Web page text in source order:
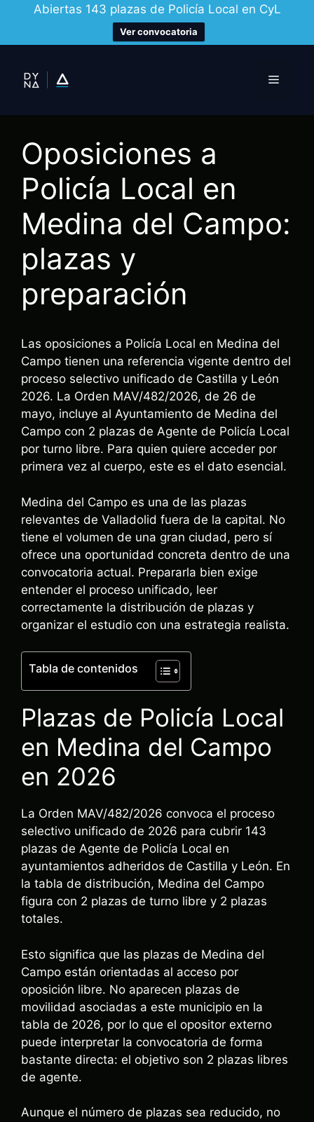
Abiertas 143 plazas de Policía Local en CyL
Ver convocatoria
contenido
Menú
Oposiciones a
Policía Local en
Medina del Campo:
plazas y
preparación
Las oposiciones a Policía Local en Medina del
Campo tienen una referencia vigente dentro del
proceso selectivo unificado de Castilla y León
2026. La Orden MAV/482/2026, de 26 de
mayo, incluye al Ayuntamiento de Medina del
Campo con 2 plazas de Agente de Policía Local
por turno libre. Para quien quiere acceder por
primera vez al cuerpo, este es el dato esencial.
Medina del Campo es una de las plazas
relevantes de Valladolid fuera de la capital. No
tiene el volumen de una gran ciudad, pero sí
ofrece una oportunidad concreta dentro de una
convocatoria actual. Prepararla bien exige
entender el proceso unificado, leer
correctamente la distribución de plazas y
organizar el estudio con una estrategia realista.
Tabla de contenidos
Plazas de Policía Local
en Medina del Campo
en 2026
La Orden MAV/482/2026 convoca el proceso
selectivo unificado de 2026 para cubrir 143
plazas de Agente de Policía Local en
ayuntamientos adheridos de Castilla y León. En
la tabla de distribución, Medina del Campo
figura con 2 plazas de turno libre y 2 plazas
totales.
Esto significa que las plazas de Medina del
Campo están orientadas al acceso por
oposición libre. No aparecen plazas de
movilidad asociadas a este municipio en la
tabla de 2026, por lo que el opositor externo
puede interpretar la convocatoria de forma
bastante directa: el objetivo son 2 plazas libres
de agente.
Aunque el número de plazas sea reducido, no